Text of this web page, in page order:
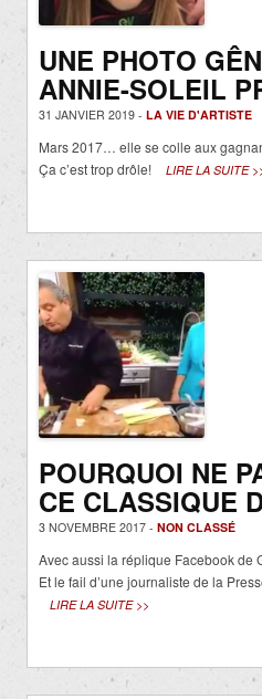
UNE PHOTO
ANNIE-SOLEIL
31 JANVIER 2019 - LA VIE D'ARTISTE
Mars 2017… elle se colle aux
Ça c’est trop drôle!
LIRE LA SUITE
POURQUOI NE
CE CLASSIQUE
3 NOVEMBRE 2017 - NON CLASSÉ
Avec aussi la réplique Facebook de
Et le fail d’une journaliste de la
LIRE LA SUITE >>